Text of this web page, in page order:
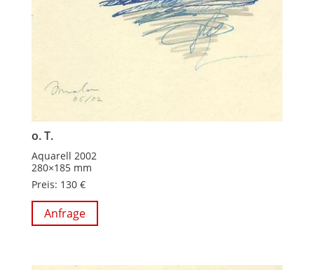
o. T.
Aquarell 2002
280×185 mm
Preis: 130 €
Anfrage